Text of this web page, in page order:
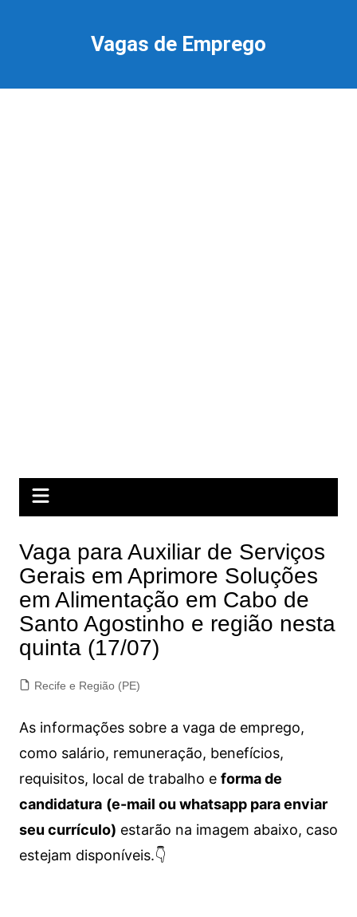
Vagas de Emprego
Vaga para Auxiliar de Serviços
Gerais em Aprimore Soluções
em Alimentação em Cabo de
Santo Agostinho e região nesta
quinta (17/07)
Recife e Região (PE)
As informações sobre a vaga de emprego,
como salário, remuneração, benefícios,
requisitos, local de trabalho e forma de
candidatura (e-mail ou whatsapp para enviar
seu currículo) estarão na imagem abaixo, caso
estejam disponíveis.👇